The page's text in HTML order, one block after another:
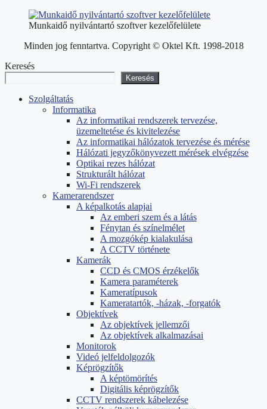
Munkaidő nyilvántartó szoftver kezelőfelülete
Minden jog fenntartva. Copyright © Oktel Kft. 1998-2018
Keresés
Keresés
Szolgáltatás
Informatika
Az informatikai rendszerek tervezése,
üzemeltetése és kivitelezése
Az informatikai hálózatok tervezése és mérése
Hálózati jegyzőkönyvezett mérések elvégzése
Optikai rezes hálózat
Strukturált hálózat
Wi-Fi rendszerek
Kamerarendszer
A képalkotás alapjai
Az emberi szem és a látás
Fénytan és színelmélet
A mozgókép kialakulása
A CCTV története
Kamerák
CCD és CMOS érzékelők
Kamera paraméterek
Kameratípusok
Kameratartók, -házak, -forgatók
Objektívek
Az objektívek jellemzői
Az objektívek alkalmazásai
Monitorok
Videó jelfeldolgozók
Képrögzítők
A képtömörítés
Digitális képrögzítők
CCTV rendszerek kábelezése